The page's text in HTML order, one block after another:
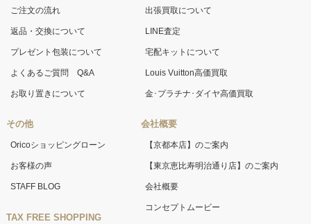
ご注文の流れ
返品・交換について
プレゼント包装について
よくあるご質問 Q&A
お取り置きについて
その他
Oricoショッピングローン
お客様の声
STAFF BLOG
TAX FREE SHOPPING
出張買取について
LINE査定
宅配キットについて
Louis Vuitton高価買取
金･プラチナ･ダイヤ高価買取
会社概要
【京都本店】のご案内
【東京恵比寿明治通り店】のご案内
会社概要
コンセプトムービー